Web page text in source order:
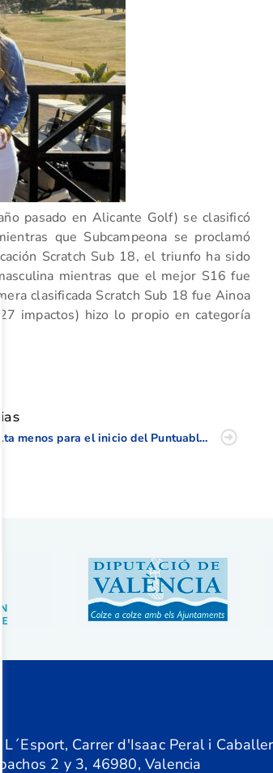
pasado en Alicante Golf) se clasificó
que Subcampeona se proclamó
Scratch Sub 18, el triunfo ha sido
mientras que el mejor S16 fue
clasificada Scratch Sub 18 fue Ainoa
impactos) hizo lo propio en categoría
Ya falta menos para el inicio del Puntuable de Pitch&Putt de la CV
Carrer d'Isaac Peral i
2 y 3, 46980, Valencia